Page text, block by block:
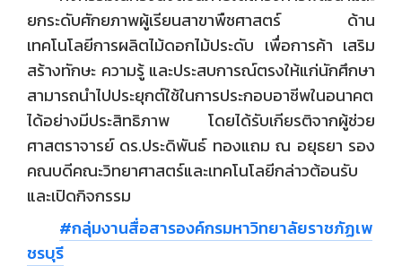
ยกระดับศักยภาพผู้เรียนสาขาพืชศาสตร์ ด้าน
เทคโนโลยีการผลิตไม้ดอกไม้ประดับ เพื่อการค้า เสริม
สร้างทักษะ ความรู้ และประสบการณ์ตรงให้แก่นักศึกษา
สามารถนำไปประยุกต์ใช้ในการประกอบอาชีพในอนาคต
ได้อย่างมีประสิทธิภาพ โดยได้รับเกียรติจากผู้ช่วย
ศาสตราจารย์ ดร.ประดิพันธ์ ทองแถม ณ อยุธยา รอง
คณบดีคณะวิทยาศาสตร์และเทคโนโลยีกล่าวต้อนรับ
และเปิดกิจกรรม
#กลุ่มงานสื่อสารองค์กรมหาวิทยาลัยราชภัฏเพ
ชรบุรี